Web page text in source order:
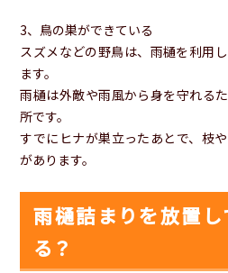
3、鳥の巣ができている
スズメなどの野鳥は、雨樋を利用
ます。
雨樋は外敵や雨風から身を守れる
所です。
すでにヒナが巣立ったあとで、枝
があります。
雨樋詰まりを放置
る？